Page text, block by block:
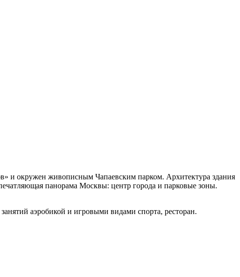
и окружен живописным Чапаевским парком. Архитектура здания
панорама Москвы: центр города и парковые зоны.
аэробикой и игровыми видами спорта, ресторан.